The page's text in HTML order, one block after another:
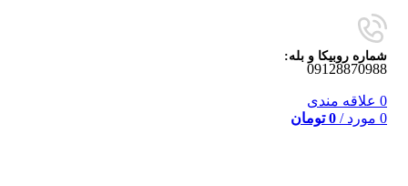
شماره روبیکا و بله:
09128870988
0 علاقه مندی
0 مورد /
0 تومان